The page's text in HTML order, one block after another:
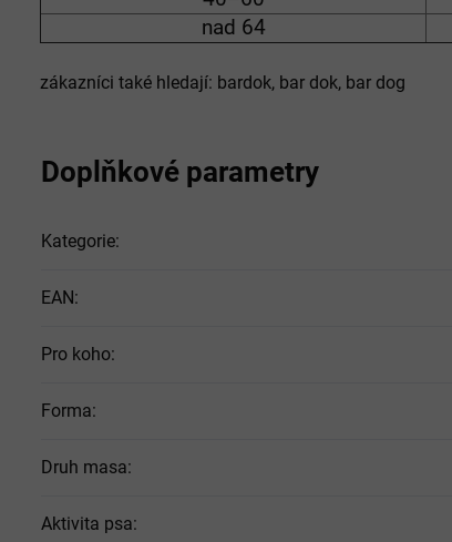
nad 64
zákazníci také hledají: bardok, bar dok, bar dog
Doplňkové parametry
Kategorie:
EAN:
Pro koho:
Forma:
Druh masa:
Aktivita psa: